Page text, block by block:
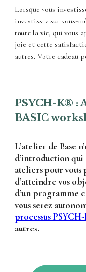
Lorsque vous
investissez sur vous-
toute la vie, qui vous
joie et cette
autres. Votre cadeau
PSYCH-K® :
BASIC
L’atelier de Base
d’introduction qui
ateliers pour
d’atteindre vos
d’unprogramme
vous serez
processus
autres.